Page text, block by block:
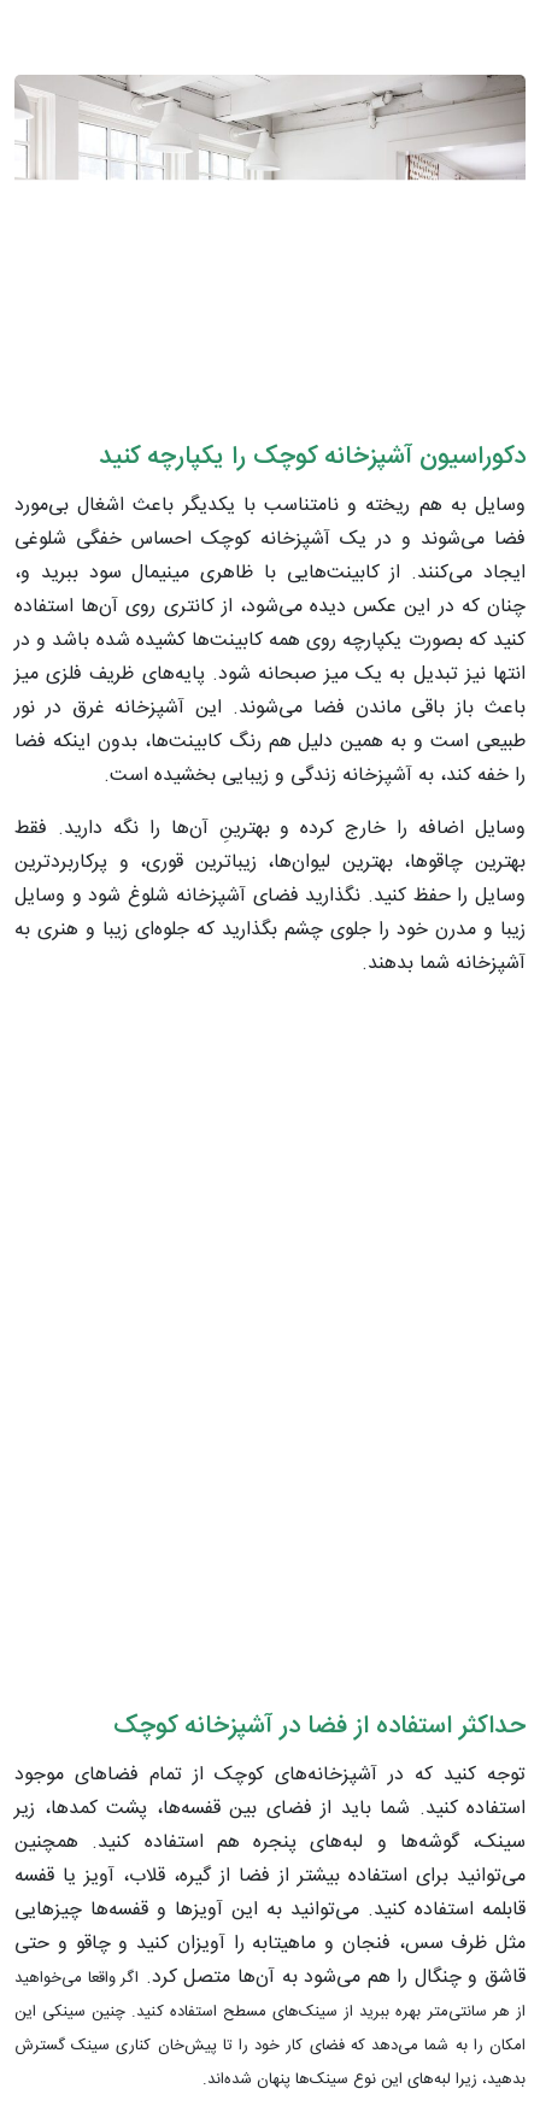
دکوراسیون آشپزخانه کوچک را یکپارچه کنید
وسایل به هم ریخته و نامتناسب با یکدیگر باعث اشغال بی‌مورد
فضا می‌شوند و در یک آشپزخانه کوچک احساس خفگی شلوغی
ایجاد می‌کنند. از کابینت‌هایی با ظاهری مینیمال سود ببرید و،
چنان که در این عکس دیده می‌شود، از کانتری روی آن‌ها استفاده
کنید که بصورت یکپارچه روی همه کابینت‌ها کشیده شده باشد و در
انتها نیز تبدیل به یک میز صبحانه شود. پایه‌های ظریف فلزی میز
باعث باز باقی ماندن فضا می‌شوند. این آشپزخانه غرق در نور
طبیعی است و به همین دلیل هم رنگ کابینت‌ها، بدون اینکه فضا
را خفه کند، به آشپزخانه زندگی و زیبایی بخشیده است.
وسایل اضافه را خارج کرده و بهترینِ آن‌ها را نگه دارید. فقط
بهترین چاقوها، بهترین لیوان‌ها، زیباترین قوری‌، و پرکاربردترین
وسایل را حفظ کنید. نگذارید فضای آشپزخانه شلوغ شود و وسایل
زیبا و مدرن خود را جلوی چشم بگذارید که جلوه‌ای زیبا و هنری به
آشپزخانه شما بدهند.
حداکثر استفاده از فضا در آشپزخانه کوچک
توجه کنید که در آشپزخانه‌های کوچک از تمام فضاهای موجود
استفاده کنید. شما باید از فضای بین قفسه‌ها، پشت کمد‌ها، زیر
سینک، گوشه‌ها و لبه‌های پنجره هم استفاده کنید. همچنین
می‌توانید برای استفاده بیشتر از فضا از گیره‌، قلاب‌، آویز یا قفسه
قابلمه استفاده کنید. می‌توانید به این آویزها و قفسه‌ها چیزهایی
مثل ظرف سس، فنجان و ماهیتابه را آویزان کنید و چاقو و حتی
قاشق و چنگال را هم می‌شود به آن‌ها متصل کرد. اگر واقعا می‌خواهید
از هر سانتی‌متر بهره ببرید از سینک‌های مسطح استفاده کنید. چنین سینکی این
امکان را به شما می‌دهد که فضای کار خود را تا پیش‌خان کناری سینک گسترش
بدهید، زیرا لبه‌های این نوع سینک‌ها پنهان شده‌اند.